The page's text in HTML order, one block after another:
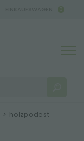
0
> holzpodest